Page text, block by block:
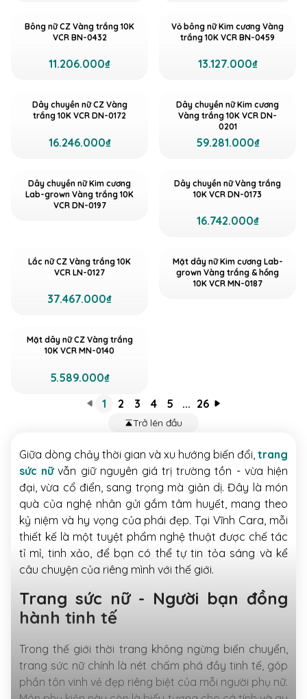
Bông nữ CZ Vàng trắng 10K
VCR BN-0432
11.206.000₫
Vỏ bông nữ Kim cương Vàng
trắng 10K VCR BN-0459
13.127.000₫
Dây chuyền nữ CZ Vàng
trắng 10K VCR DN-0172
16.246.000₫
Dây chuyền nữ Kim cương
Vàng trắng 10K VCR DN-
0201
59.281.000₫
Dây chuyền nữ Kim cương
Lab-grown Vàng trắng 10K
VCR DN-0197
Dây chuyền nữ Vàng trắng
10K VCR DN-0173
16.742.000₫
Lắc nữ CZ Vàng trắng 10K
VCR LN-0127
37.467.000₫
Mặt dây nữ Kim cương Lab-
grown Vàng trắng & hồng
10K VCR MN-0187
Mặt dây nữ CZ Vàng trắng
10K VCR MN-0140
5.589.000₫
1
2 3 4 5 ... 26
Trở lên đầu
Giữa dòng chảy thời gian và xu hướng biến đổi, trang
sức nữvẫn giữ nguyên giá trị trường tồn - vừa hiện
đại, vừa cổ điển, sang trọng mà giản dị. Đây là món
quà của nghệ nhân gửi gắm tâm huyết, mang theo
kỷ niệm và hy vọng của phái đẹp. Tại Vĩnh Cara, mỗi
thiết kế là một tuyệt phẩm nghệ thuật được chế tác
tỉ mỉ, tinh xảo, để bạn có thể tự tin tỏa sáng và kể
câu chuyện của riêng mình với thế giới.
Trang sức nữ - Người bạn đồng
hành tinh tế
Trong thế giới thời trang không ngừng biến chuyển,
trang sức nữ chính là nét chấm phá đầy tinh tế, góp
phần tôn vinh vẻ đẹp riêng biệt của mỗi người phụ nữ.